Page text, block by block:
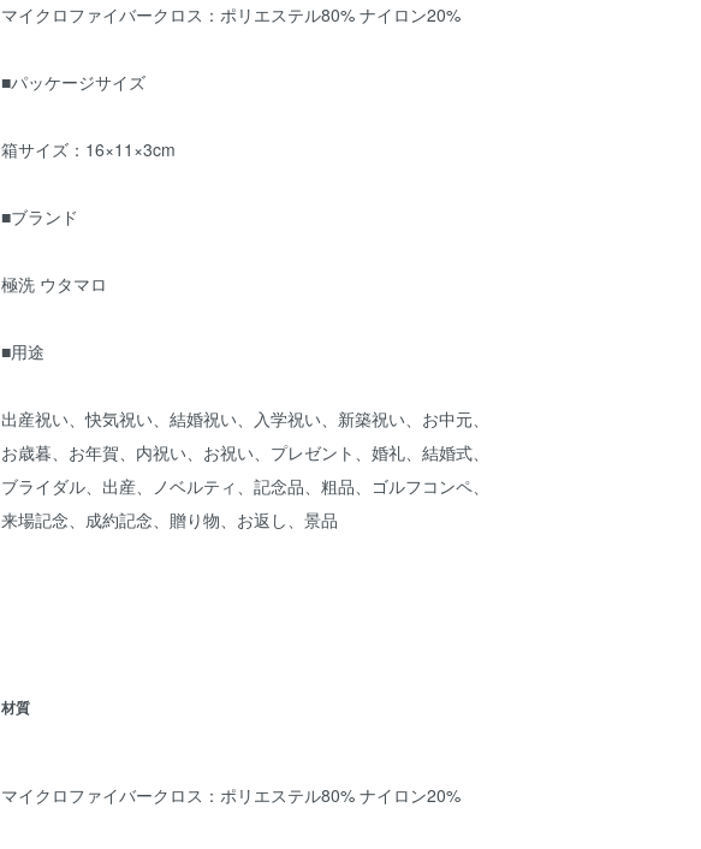
マイクロファイバークロス：ポリエステル80% ナイロン20%
■パッケージサイズ
箱サイズ：16×11×3cm
■ブランド
極洗 ウタマロ
■用途
出産祝い、快気祝い、結婚祝い、入学祝い、新築祝い、お中元、
お歳暮、お年賀、内祝い、お祝い、プレゼント、婚礼、結婚式、
ブライダル、出産、ノベルティ、記念品、粗品、ゴルフコンペ、
来場記念、成約記念、贈り物、お返し、景品
材質
マイクロファイバークロス：ポリエステル80% ナイロン20%